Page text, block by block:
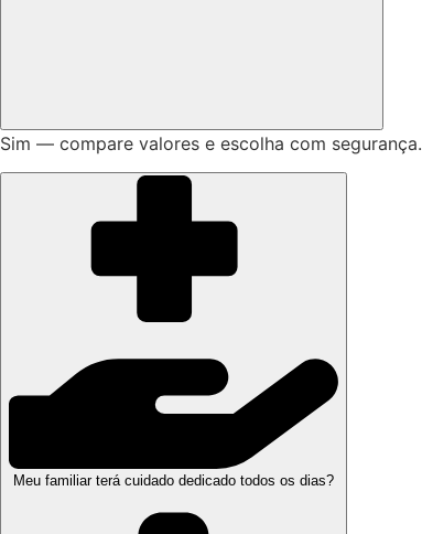
Sim — compare valores e escolha com segurança.
Meu familiar terá cuidado dedicado todos os dias?